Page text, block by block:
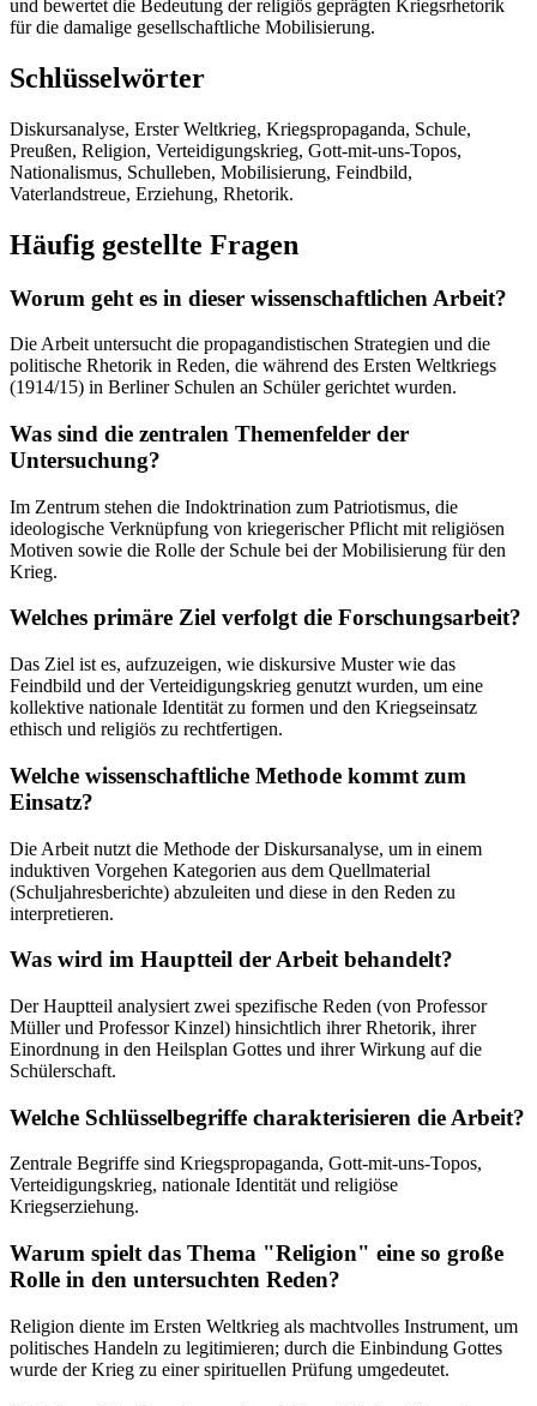
und bewertet die Bedeutung der religiös geprägten Kriegsrhetorik
für die damalige gesellschaftliche Mobilisierung.
Schlüsselwörter
Diskursanalyse, Erster Weltkrieg, Kriegspropaganda, Schule,
Preußen, Religion, Verteidigungskrieg, Gott-mit-uns-Topos,
Nationalismus, Schulleben, Mobilisierung, Feindbild,
Vaterlandstreue, Erziehung, Rhetorik.
Häufig gestellte Fragen
Worum geht es in dieser wissenschaftlichen Arbeit?
Die Arbeit untersucht die propagandistischen Strategien und die
politische Rhetorik in Reden, die während des Ersten Weltkriegs
(1914/15) in Berliner Schulen an Schüler gerichtet wurden.
Was sind die zentralen Themenfelder der
Untersuchung?
Im Zentrum stehen die Indoktrination zum Patriotismus, die
ideologische Verknüpfung von kriegerischer Pflicht mit religiösen
Motiven sowie die Rolle der Schule bei der Mobilisierung für den
Krieg.
Welches primäre Ziel verfolgt die Forschungsarbeit?
Das Ziel ist es, aufzuzeigen, wie diskursive Muster wie das
Feindbild und der Verteidigungskrieg genutzt wurden, um eine
kollektive nationale Identität zu formen und den Kriegseinsatz
ethisch und religiös zu rechtfertigen.
Welche wissenschaftliche Methode kommt zum
Einsatz?
Die Arbeit nutzt die Methode der Diskursanalyse, um in einem
induktiven Vorgehen Kategorien aus dem Quellmaterial
(Schuljahresberichte) abzuleiten und diese in den Reden zu
interpretieren.
Was wird im Hauptteil der Arbeit behandelt?
Der Hauptteil analysiert zwei spezifische Reden (von Professor
Müller und Professor Kinzel) hinsichtlich ihrer Rhetorik, ihrer
Einordnung in den Heilsplan Gottes und ihrer Wirkung auf die
Schülerschaft.
Welche Schlüsselbegriffe charakterisieren die Arbeit?
Zentrale Begriffe sind Kriegspropaganda, Gott-mit-uns-Topos,
Verteidigungskrieg, nationale Identität und religiöse
Kriegserziehung.
Warum spielt das Thema "Religion" eine so große
Rolle in den untersuchten Reden?
Religion diente im Ersten Weltkrieg als machtvolles Instrument, um
politisches Handeln zu legitimieren; durch die Einbindung Gottes
wurde der Krieg zu einer spirituellen Prüfung umgedeutet.